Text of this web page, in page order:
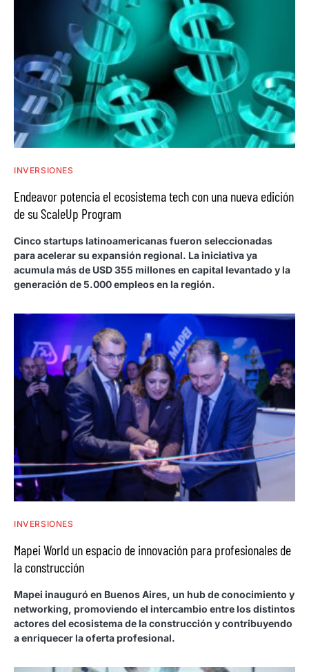
INVERSIONES
Endeavor potencia el ecosistema tech con una nueva edición
de su ScaleUp Program
Cinco startups latinoamericanas fueron seleccionadas
para acelerar su expansión regional. La iniciativa ya
acumula más de USD 355 millones en capital levantado y la
generación de 5.000 empleos en la región.
INVERSIONES
Mapei World un espacio de innovación para profesionales de
la construcción
Mapei inauguró en Buenos Aires, un hub de conocimiento y
networking, promoviendo el intercambio entre los distintos
actores del ecosistema de la construcción y contribuyendo
a enriquecer la oferta profesional.